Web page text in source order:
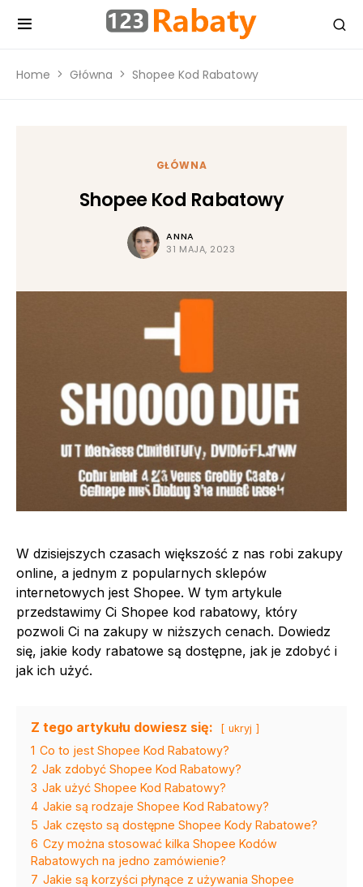
Home Główna Shopee Kod Rabatowy
GŁÓWNA
Shopee Kod Rabatowy
ANNA
31 MAJA, 2023
W dzisiejszych czasach większość z nas robi zakupy
online, a jednym z popularnych sklepów
internetowych jest Shopee. W tym artykule
przedstawimy Ci Shopee kod rabatowy, który
pozwoli Ci na zakupy w niższych cenach. Dowiedz
się, jakie kody rabatowe są dostępne, jak je zdobyć i
jak ich użyć.
Z tego artykułu dowiesz się: ukryj
1 Co to jest Shopee Kod Rabatowy?
2 Jak zdobyć Shopee Kod Rabatowy?
3 Jak użyć Shopee Kod Rabatowy?
4 Jakie są rodzaje Shopee Kod Rabatowy?
5 Jak często są dostępne Shopee Kody Rabatowe?
6 Czy można stosować kilka Shopee Kodów
Rabatowych na jedno zamówienie?
7 Jakie są korzyści płynące z używania Shopee